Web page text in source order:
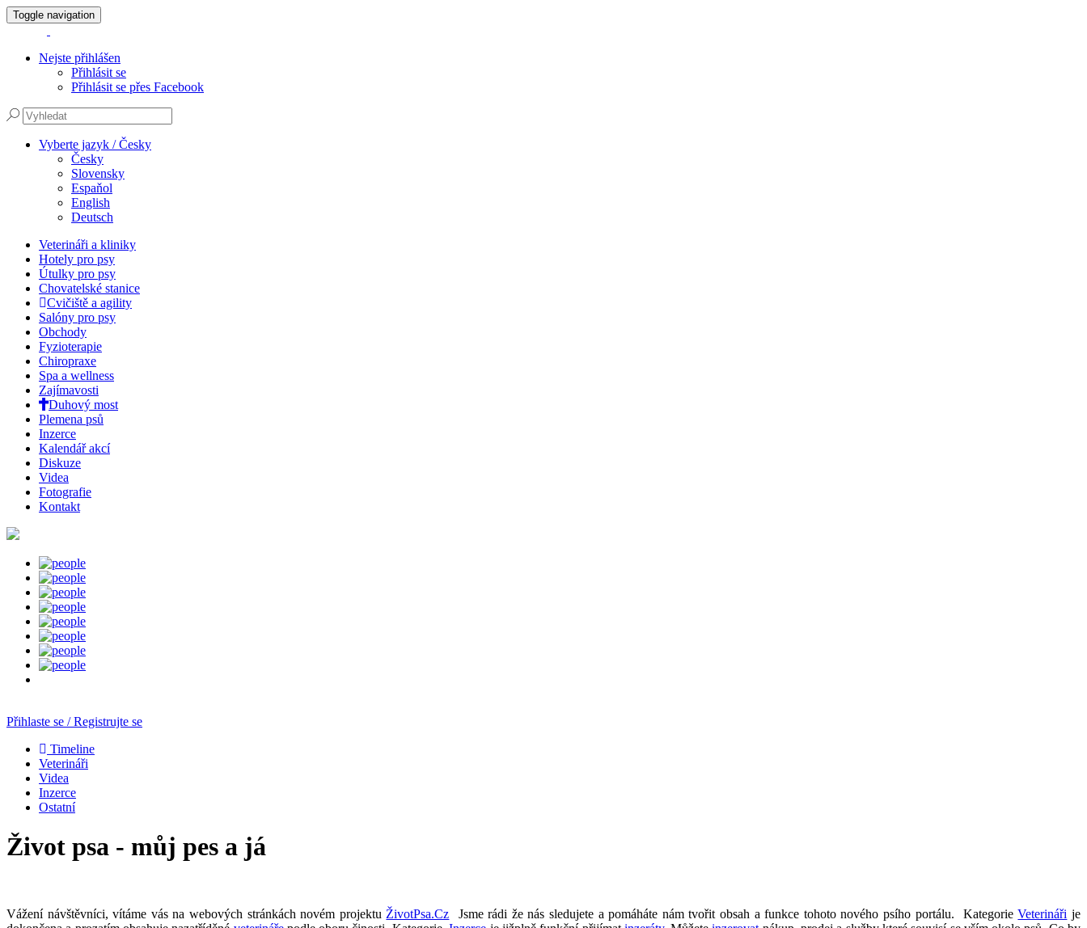
Toggle navigation
Nejste přihlášen
Přihlásit se
Přihlásit se přes Facebook
Vyberte jazyk / Česky
Česky
Slovensky
Espaňol
English
Deutsch
Veterináři a kliniky
Hotely pro psy
Útulky pro psy
Chovatelské stanice
Cvičiště a agility
Salóny pro psy
Obchody
Fyzioterapie
Chiropraxe
Spa a wellness
Zajímavosti
Duhový most
Plemena psů
Inzerce
Kalendář akcí
Diskuze
Videa
Fotografie
Kontakt
Přihlaste se / Registrujte se
Timeline
Veterináři
Videa
Inzerce
Ostatní
Život psa - můj pes a já
Vážení návštěvníci, vítáme vás na webových stránkách novém projektu ŽivotPsa.Cz Jsme rádi že nás sledujete a pomáháte nám tvořit obsah a funkce tohoto nového psího portálu. KategorieVeterináři je